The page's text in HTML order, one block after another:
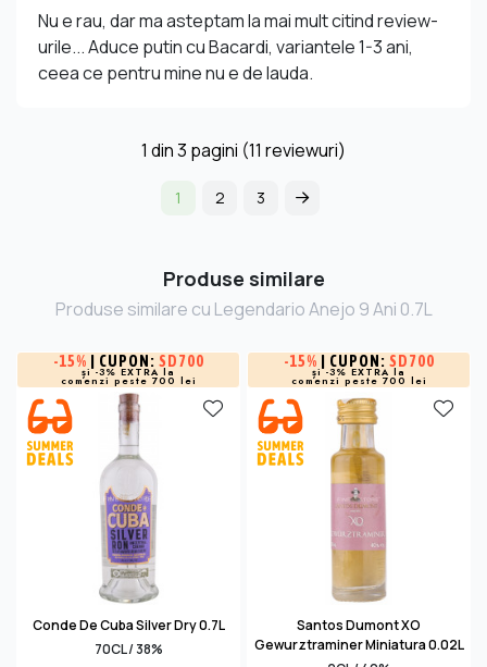
Nu e rau, dar ma asteptam la mai mult citind review-
urile... Aduce putin cu Bacardi, variantele 1-3 ani,
ceea ce pentru mine nu e de lauda.
1 din3 pagini (11 reviewuri)
1 2 3
Produse similare
Produse similare cu Legendario Anejo 9 Ani 0.7L
-15% | CUPON: SD700
și -3% EXTRA la
comenzi peste 700 lei
Conde De Cuba Silver Dry 0.7L
70CL / 38%
-15% | CUPON: SD700
și -3% EXTRA la
comenzi peste 700 lei
Santos Dumont XO
Gewurztraminer Miniatura 0.02L